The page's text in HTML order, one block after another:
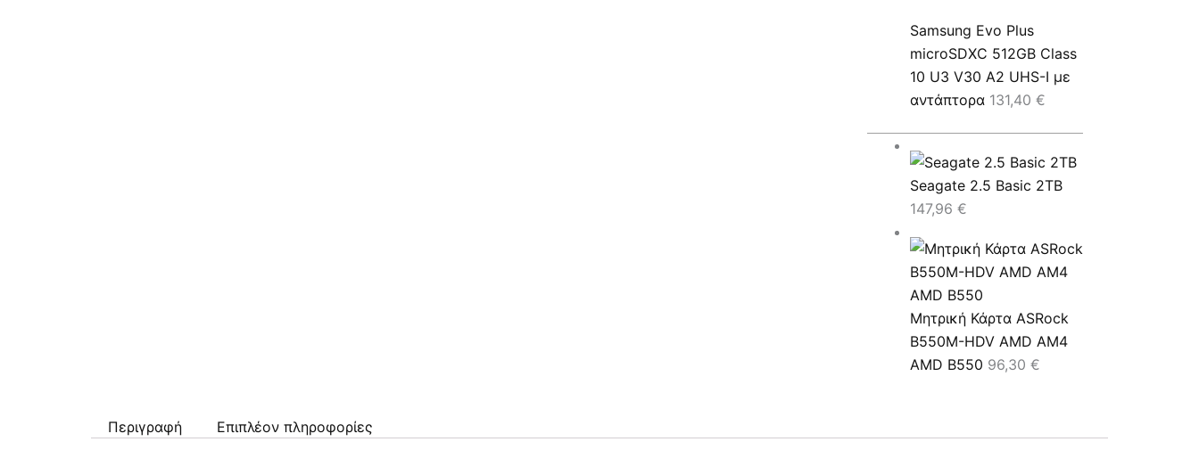
Samsung Evo Plus
microSDXC 512GB Class
10 U3 V30 A2 UHS-I με
αντάπτορα 131,40 €
Seagate 2.5 Basic 2TB
147,96 €
Μητρική Κάρτα ASRock
B550M-HDV AMD AM4
AMD B550 96,30 €
Περιγραφή Επιπλέον πληροφορίες